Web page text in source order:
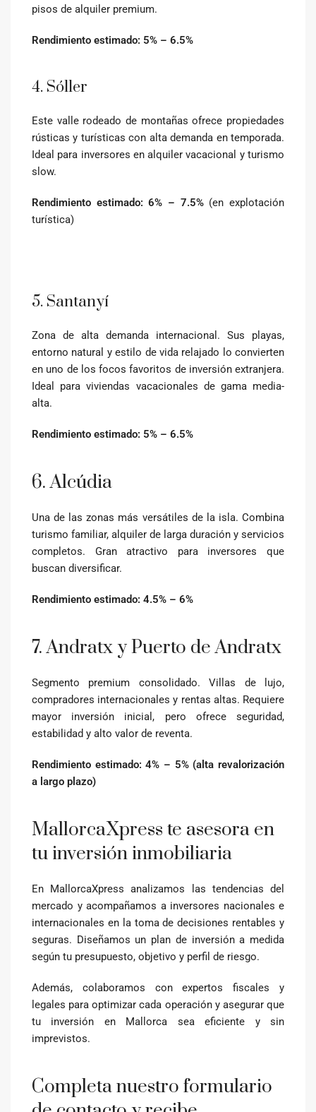
pisos de alquiler premium.
Rendimiento estimado: 5% – 6.5%
4. Sóller
Este valle rodeado de montañas ofrece propiedades
rústicas y turísticas con alta demanda en temporada.
Ideal para inversores en alquiler vacacional y turismo
slow.
Rendimiento estimado: 6% – 7.5%(en explotación
turística)
5. Santanyí
Zona de alta demanda internacional. Sus playas,
entorno natural y estilo de vida relajado lo convierten
en uno de los focos favoritos de inversión extranjera.
Ideal para viviendas vacacionales de gama media-
alta.
Rendimiento estimado: 5% – 6.5%
6. Alcúdia
Una de las zonas más versátiles de la isla. Combina
turismo familiar, alquiler de larga duración y servicios
completos. Gran atractivo para inversores que
buscan diversificar.
Rendimiento estimado: 4.5% – 6%
7. Andratx y Puerto de Andratx
Segmento premium consolidado. Villas de lujo,
compradores internacionales y rentas altas. Requiere
mayor inversión inicial, pero ofrece seguridad,
estabilidad y alto valor de reventa.
Rendimiento estimado: 4% – 5% (alta revalorización
a largo plazo)
MallorcaXpress te asesora en
tu inversión inmobiliaria
En MallorcaXpress analizamos las tendencias del
mercado y acompañamos a inversores nacionales e
internacionales en la toma de decisiones rentables y
seguras. Diseñamos un plan de inversión a medida
según tu presupuesto, objetivo y perfil de riesgo.
Además, colaboramos con expertos fiscales y
legales para optimizar cada operación y asegurar que
tu inversión en Mallorca sea eficiente y sin
imprevistos.
Completa nuestro formulario